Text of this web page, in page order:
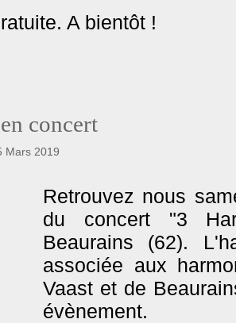
A bientôt !
concert
Mars 2019
Retrouvez nous
du concert "3
Beaurains (62).
associée aux
Vaast et de
évènement.